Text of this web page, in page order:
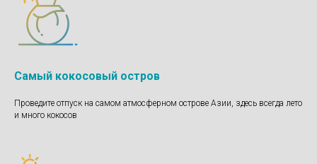
Самый кокосовый остров
Проведите отпуск на самом атмосферном острове Азии, здесь всегда лето
и много кокосов